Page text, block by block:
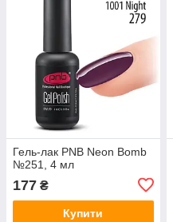
Гель-лак PNB Neon Bomb
№251, 4 мл
177 ₴
Купити